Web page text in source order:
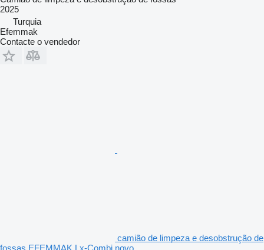
2025
Turquia
Efemmak
Contacte o vendedor
camião de limpeza e desobstrução de
fossas EFEMMAK Lx-Combi novo